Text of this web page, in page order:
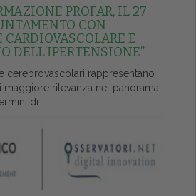
PROFAR, IL 27
CON
CARDIOVASCOLARE E
DELL’IPERTENSIONE”
cerebrovascolari rappresentano
rilevanza nel panorama
di...